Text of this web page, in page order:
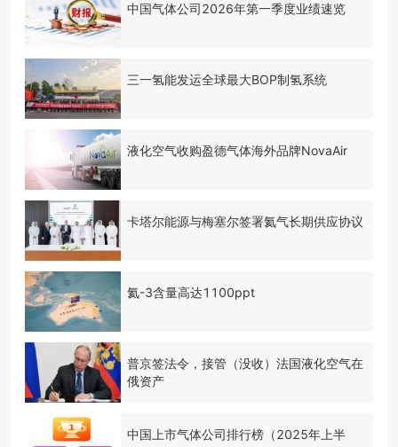
中国气体公司2026年第一季度业绩速览
三一氢能发运全球最大BOP制氢系统
液化空气收购盈德气体海外品牌NovaAir
卡塔尔能源与梅塞尔签署氦气长期供应协议
氦-3含量高达1100ppt
普京签法令，接管（没收）法国液化空气在
俄资产
中国上市气体公司排行榜（2025年上半